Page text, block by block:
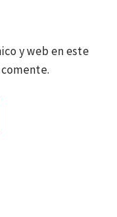
y web en este